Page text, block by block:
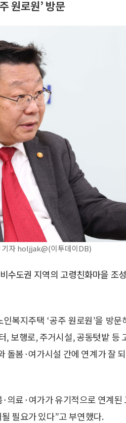
원로원’ 방문
기자 holjjak@(이투데이DB)
수도권 지역의 고령친화마을 조
복지주택 ‘공주 원로원’을 방
, 보행로, 주거시설, 공동텃밭 등
봄·여가시설 간에 연계가 잘
의료·여가가 유기적으로 연계
필요가 있다”고 부연했다.